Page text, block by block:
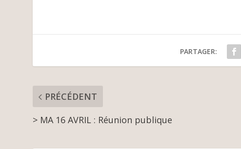
PARTAGER:
PRÉCÉDENT
> MA 16 AVRIL : Réunion publique